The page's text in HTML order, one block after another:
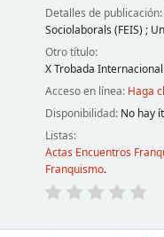
Detalles de publicación:
Sociolaborals (FEIS) ;
Otro título:
X Trobada
Acceso en línea: Haga
Disponibilidad: No hay
Listas:
Actas Encuentros
Franquismo.